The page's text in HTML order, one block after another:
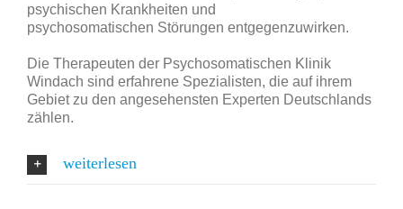
psychischen Krankheiten und
psychosomatischen Störungen entgegenzuwirken.
Die Therapeuten der Psychosomatischen Klinik
Windach sind erfahrene Spezialisten, die auf ihrem
Gebiet zu den angesehensten Experten Deutschlands
zählen.
weiterlesen